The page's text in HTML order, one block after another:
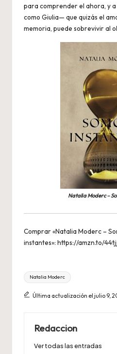
para comprender el ahora, y
como Giulia— que quizás el
memoria, puede sobrevivir al
Natalia Moderc –
Comprar «Natalia Moderc –
instantes»: https://amzn.to/
Etiquetas:
Natalia Moderc
Última actualización el julio 9,
Redaccion
Ver todas las entradas